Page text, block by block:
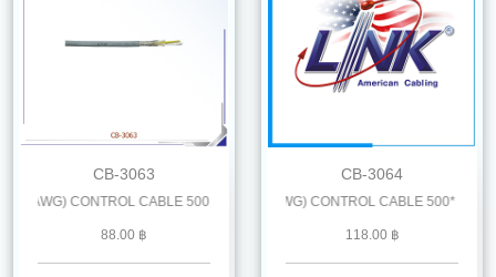
CB-3063
CONTROL CABLE 500 M. /Reel
88.00 ฿
CB-3064
LiYCY 6 x 1.0 mm2 (18 AWG) CONTROL CABLE 500* M. /Reel
118.00 ฿